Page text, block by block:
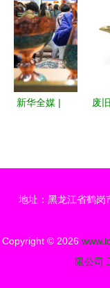
美学探索
新华全媒 |
废
地址：黑龙江省鹤岗
Copyright © 2026
限公司